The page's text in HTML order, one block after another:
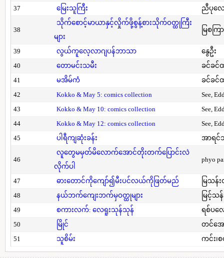
37
မြေးသူကြီး ညီပုလေ
38
သိုက်စောင့်မာယာနှင့်လှိုက်ဖို့စွန့်စားသိုက်ဝတ္ထုကြီး
များ
မြစကြာ
39 လွယ်ကူလေ့လာဂျပန်ဘာသာ
နွေဦး
40
တောမင်းသမီး
ခင်ခင်
41
မအိမ်ကံ
ခင်ခင်
42
Kokko & May 5: comics collection
See,
43
Kokko & May 10: comics collection
See,
44
Kokko & May 12: comics collection
See,
45
ပါရီကျဆုံးခန်း အာရင်
46
လူတွေမမှတ်မိလောက်အောင်တိုးတက်ပြောင်းလဲ
လိုက်ပါ
phyo
47 ဓားတောင်ကိုကျော်၍မီးပင်လယ်ကိုဖြတ်မည်
မြသန်
48
နယ်ဘက်ကျေးဘက်မှဝတ္ထုများ
မြင့်သန်
49
စကားလက်: လေရူးသုန်သုန်
ရစ်ပလ
50
မြိုင်
တင်အေ
51
သူစိမ်း ကင်း၊